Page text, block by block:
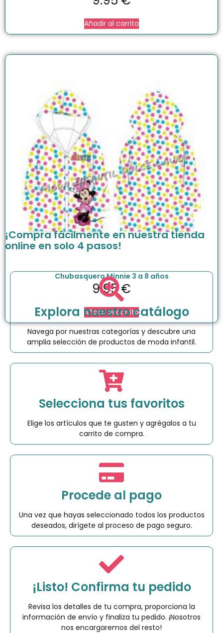
Añadir al carrito
Chubasquero Minnie 3 a 8 años
9.95€
Añadir al carrito
¡Compra fácilmente en nuestra tienda
online en solo 4 pasos!
Explora nuestro catálogo
Navega por nuestras categorías y descubre una
amplia selección de productos de moda infantil.
Selecciona tus favoritos
Elige los artículos que te gusten y agrégalos a tu
carrito de compra.
Procede al pago
Una vez que hayas seleccionado todos los productos
deseados, dirígete al proceso de pago seguro.
¡Listo! Confirma tu pedido
Revisa los detalles de tu compra, proporciona la
información de envío y finaliza tu pedido. ¡Nosotros
nos encargaremos del resto!